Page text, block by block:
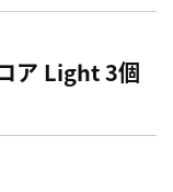
ア Light 3個